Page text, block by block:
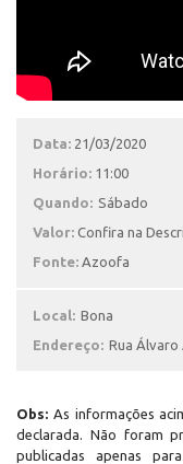
Data: 21/03/2020
Horário: 11:00
Quando: Sábado
Valor: Confira na
Fonte: Azoofa
Local: Bona
Endereço: Rua Álvaro
Obs: As informações
declarada. Não foram
publicadas apenas